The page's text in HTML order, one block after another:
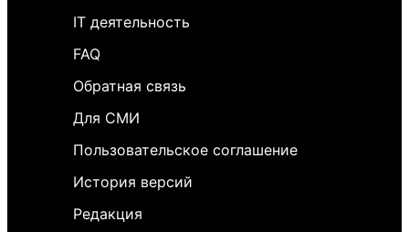
IT деятельность
FAQ
Обратная связь
Для СМИ
Пользовательское соглашение
История версий
Редакция